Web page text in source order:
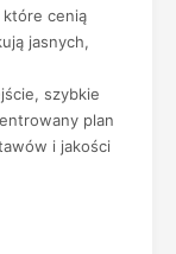
cenią
jasnych,
szybkie
plan
i jakości